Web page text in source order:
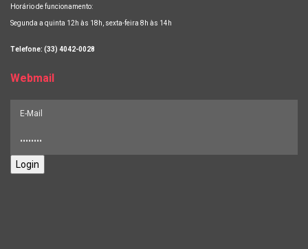
Horário de funcionamento:
Segunda a quinta 12h às 18h, sexta-feira 8h às 14h
Telefone: (33) 4042-0028
Webmail
Login